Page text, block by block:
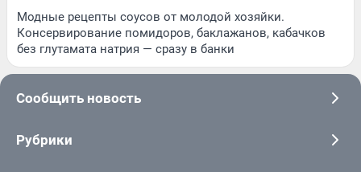
Модные рецепты соусов от молодой хозяйки.
Консервирование помидоров, баклажанов, кабачков
без глутамата натрия — сразу в банки
Сообщить новость
Рубрики